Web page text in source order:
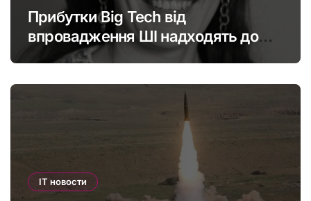
Прибутки Big Tech від
впровадження ШІ надходять до
офшорів: як змінити глобальну
IT новости